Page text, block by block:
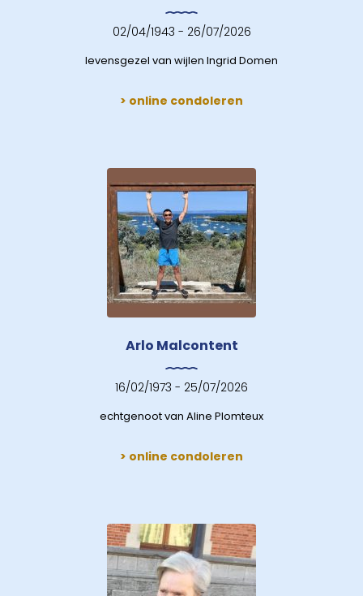
02/04/1943 - 26/07/2026
levensgezel van wijlen Ingrid Domen
> online condoleren
Arlo Malcontent
16/02/1973 - 25/07/2026
echtgenoot van Aline Plomteux
> online condoleren